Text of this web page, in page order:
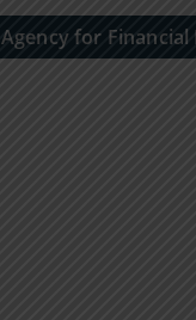
Agency for